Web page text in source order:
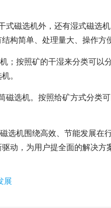
磁选机外，还有湿式磁选
构简单、处理量大、操作方
；按照矿的干湿来分类可以
。
选机。按照给矿方式分类
选机围绕高效、节能发展在
动，为用户提全面的解决
展